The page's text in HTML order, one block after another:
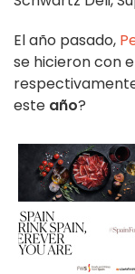
El año pasado,
se hicieron con
este año?